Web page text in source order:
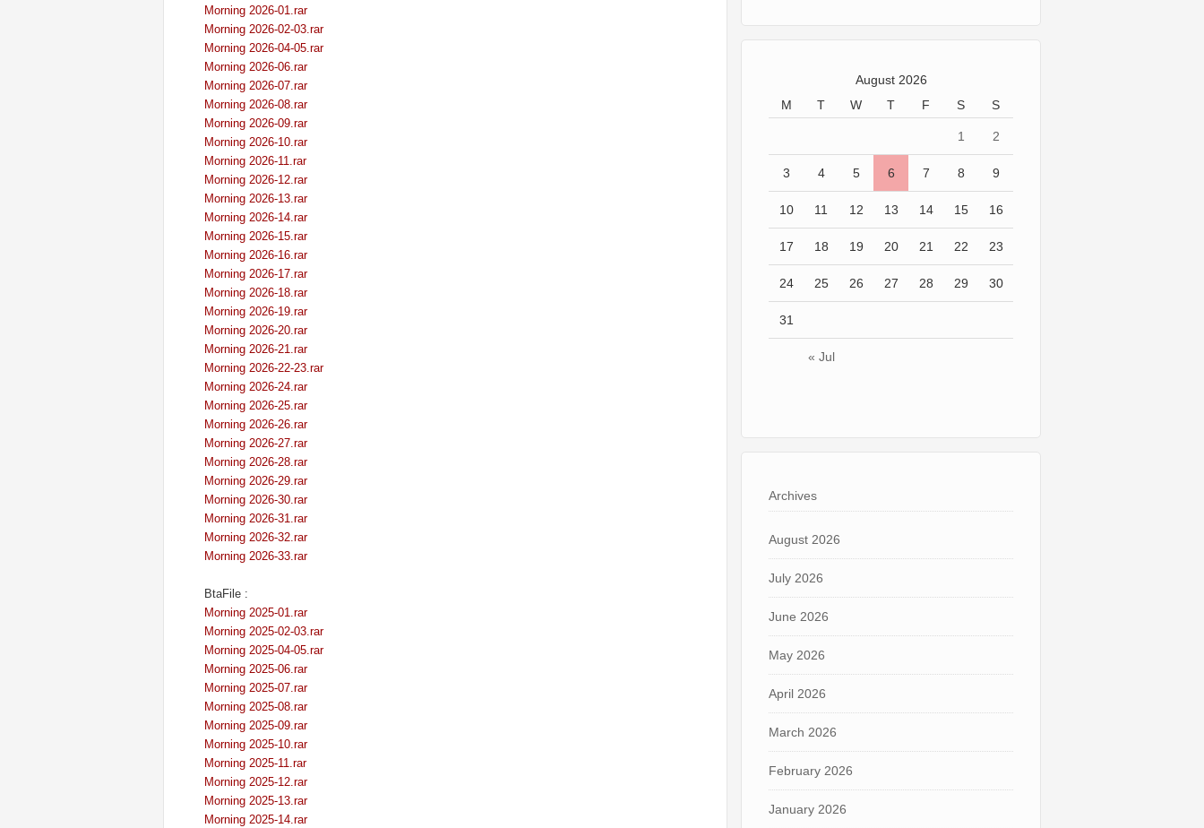
Morning 2026-01.rar
Morning 2026-02-03.rar
Morning 2026-04-05.rar
Morning 2026-06.rar
Morning 2026-07.rar
Morning 2026-08.rar
Morning 2026-09.rar
Morning 2026-10.rar
Morning 2026-11.rar
Morning 2026-12.rar
Morning 2026-13.rar
Morning 2026-14.rar
Morning 2026-15.rar
Morning 2026-16.rar
Morning 2026-17.rar
Morning 2026-18.rar
Morning 2026-19.rar
Morning 2026-20.rar
Morning 2026-21.rar
Morning 2026-22-23.rar
Morning 2026-24.rar
Morning 2026-25.rar
Morning 2026-26.rar
Morning 2026-27.rar
Morning 2026-28.rar
Morning 2026-29.rar
Morning 2026-30.rar
Morning 2026-31.rar
Morning 2026-32.rar
Morning 2026-33.rar
BtaFile :
Morning 2025-01.rar
Morning 2025-02-03.rar
Morning 2025-04-05.rar
Morning 2025-06.rar
Morning 2025-07.rar
Morning 2025-08.rar
Morning 2025-09.rar
Morning 2025-10.rar
Morning 2025-11.rar
Morning 2025-12.rar
Morning 2025-13.rar
Morning 2025-14.rar
August 2026
M
T W T F S S
« Jul
1 2
3 4 5 6 7 8 9
10 11 12 13 14 15 16
17 18 19 20 21 22 23
24 25 26 27 28 29 30
31
Archives
August 2026
July 2026
June 2026
May 2026
April 2026
March 2026
February 2026
January 2026